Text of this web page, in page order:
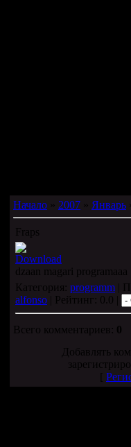
Начало » 2007 » Январь
Fraps
Download
dzaan magari programaaa
Категория: programm |
alfonso | Рейтинг: 0.0 |
Всего комментариев: 0
Добавлять